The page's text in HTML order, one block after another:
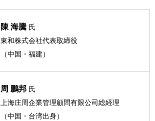
陳 海騰 氏
東和株式会社代表取締役
（中国・福建）
周 鵬邦 氏
上海庄周企業管理顧問有限公司総経理
（中国・台湾出身）